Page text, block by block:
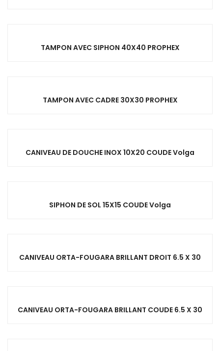
TAMPON AVEC SIPHON 40X40 PROPHEX
TAMPON AVEC CADRE 30X30 PROPHEX
CANIVEAU DE DOUCHE INOX 10X20 COUDE Volga
SIPHON DE SOL 15X15 COUDE Volga
CANIVEAU ORTA-FOUGARA BRILLANT DROIT 6.5 X 30
CANIVEAU ORTA-FOUGARA BRILLANT COUDE 6.5 X 30